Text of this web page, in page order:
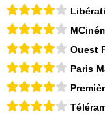
Ouest
Paris